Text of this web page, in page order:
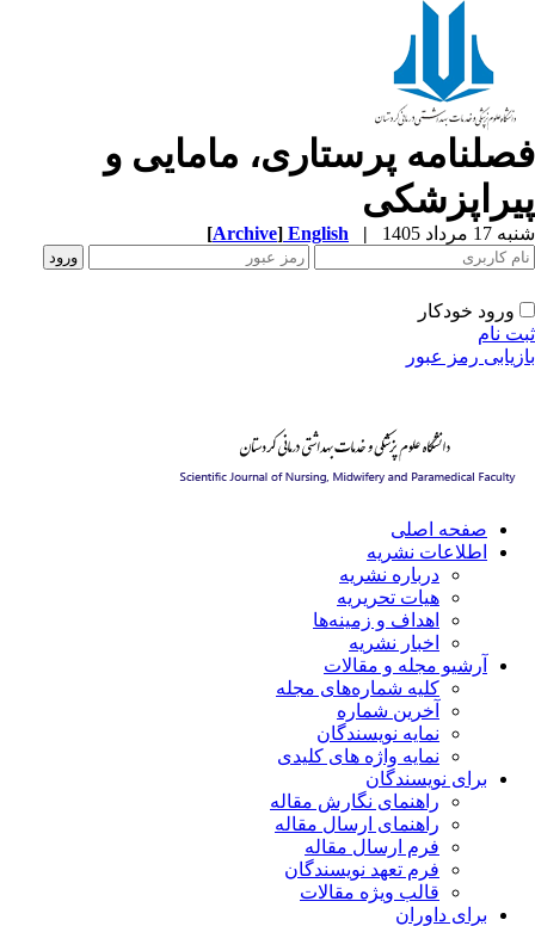
پرستاری، مامایی و
مرداد 1405 |
English
[Archive]
ورود خودکار
نام
رمز عبور
صفحه اصلی
اطلاعات نشریه
درباره نشریه
هیات تحریریه
اهداف و زمینه‌ها
اخبار نشریه
آرشیو مجله و مقالات
کلیه شماره‌های مجله
آخرین شماره
نمایه نویسندگان
نمایه واژه های کلیدی
برای نویسندگان
راهنمای نگارش مقاله
راهنمای ارسال مقاله
فرم ارسال مقاله
فرم تعهد نویسندگان
قالب ویژه مقالات
برای داوران